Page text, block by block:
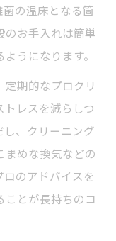
の温床となる箇
のお手入れは簡単
うになります。
期的なプロクリ
レスを減らしつ
、クリーニング
まめな換気などの
のアドバイスを
ことが長持ちのコ